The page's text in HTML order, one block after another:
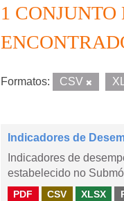
1 CONJUNTO
Formatos: CSV
Indicadores de
Indicadores de
estabelecido no
PDF CSV XLSX